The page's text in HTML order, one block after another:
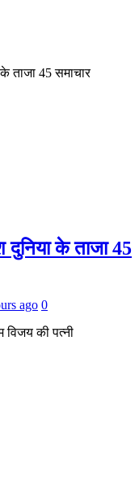
ताजा 45 समाचार
के ताजा 45
ago 0
विजय की पत्नी